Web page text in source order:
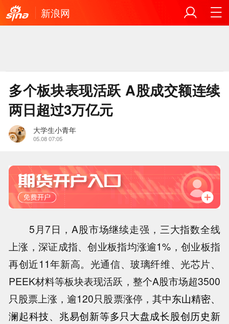
新浪网
多个板块表现活跃 A股成交额连续
两日超过3万亿元
大学生小青年
05.08 07:05
5月7日，A股市场继续走强，三大指数全线
上涨，深证成指、创业板指均涨逾1%，创业板指
再创近11年新高。光通信、玻璃纤维、光芯片、
PEEK材料等板块表现活跃，整个A股市场超3500
只股票上涨，逾120只股票涨停，其中东山精密、
澜起科技、 兆易创新等多只大盘成长股创历史新